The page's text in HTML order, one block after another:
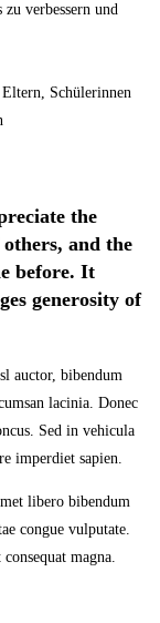
verbessern und
Schülerinnen
the
and the
before. It
generosity of
auctor, bibendum
lacinia. Donec
Sed in vehicula
imperdiet sapien.
libero bibendum
congue vulputate.
magna.